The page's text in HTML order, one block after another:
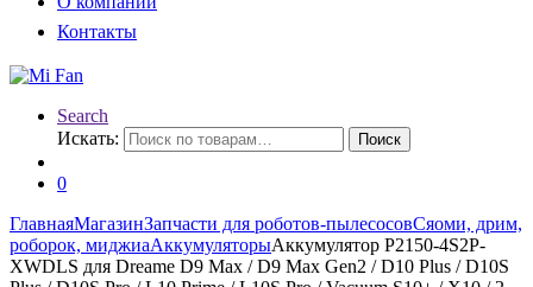
Контакты
Search
Искать:
Поиск
0
ГлавнаяМагазинЗапчасти для роботов-пылесосовСяоми, дрим,
роборок, миджиаАккумуляторыАккумулятор P2150-4S2P-
XWDLS для Drеаmе D9 Мах / D9 Max Gen2 / D10 Рlus / D10S